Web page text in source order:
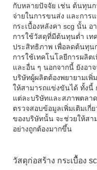
กับหลายปัจจัย เช่น ต้นทุน
จ่ายในการขนส่ง และกา
กระเบื้องหลังคา scg นั้น อ
การใช้วัสดุที่มีต้นทุนต่ำ เ
ประสิทธิภาพ เพื่อลดต้นทุน
การใช้เทคโนโลยีการผลิต
และอื่น ๆ นอกจากนี้ ยังอา
บริษัทผู้ผลิตต้องพยายามเ
ให้สามารถแข่งขันได้ ทั้งนี้
แต่ละบริษัทและสภาพตลา
ตรวจสอบข้อมูลเพิ่มเติมเ
ของบริษัทนั้น จะช่วยให้สา
อย่างถูกต้องมากขึ้น
วัสดุก่อสร้าง กระเบื้อง